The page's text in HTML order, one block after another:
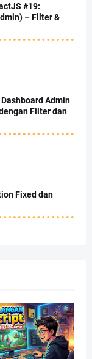
#19:
– Filter &
Admin
Filter dan
Fixed dan